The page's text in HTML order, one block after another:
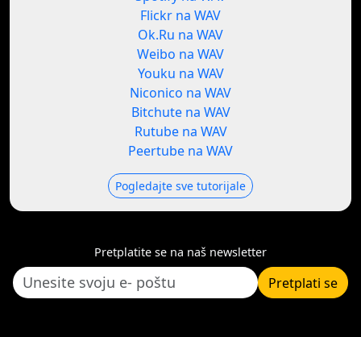
Flickr na WAV
Ok.Ru na WAV
Weibo na WAV
Youku na WAV
Niconico na WAV
Bitchute na WAV
Rutube na WAV
Peertube na WAV
Pogledajte sve tutorijale
Pretplatite se na naš newsletter
Pretplati se